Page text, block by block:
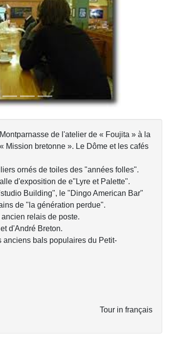
de l'atelier de « Foujita » à la
Mission bretonne ». Le Dôme et les cafés
ornés de toiles des "années folles".
d'exposition de e"Lyre et Palette".
Building", le "Dingo American Bar"
de "la génération perdue".
relais de poste.
d'André Breton.
bals populaires du Petit-
Tour in français